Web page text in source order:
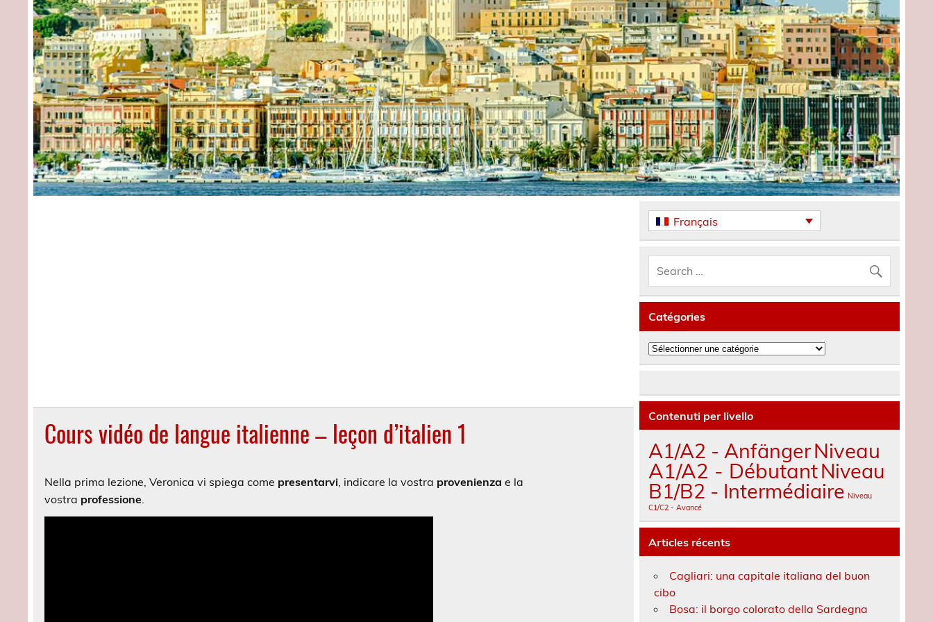
Cours vidéo de langue italienne – leçon d’italien 1
Nella prima lezione, Veronica vi spiega come presentarvi, indicare la vostra provenienza e la
vostra professione.
Français
Catégories
Catégories
Contenuti per livello
A1/A2 - AnfängerNiveau
A1/A2 - DébutantNiveau
B1/B2 - Intermédiaire Niveau
C1/C2 - Avancé
Articles récents
Cagliari: una capitale italiana del buon
cibo
Bosa: il borgo colorato della Sardegna